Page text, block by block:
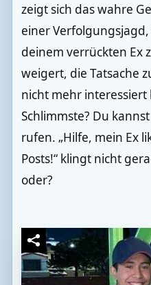
zeigt sich das wahre
einer
deinem verrückten Ex
weigert, die Tatsache
nicht mehr interessiert
Schlimmste? Du
rufen. „Hilfe, mein Ex
Posts!“ klingt nicht
oder?